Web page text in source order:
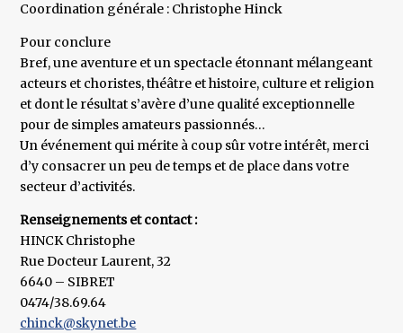
Coordination générale : Christophe Hinck
Pour conclure
Bref, une aventure et un spectacle étonnant mélangeant
acteurs et choristes, théâtre et histoire, culture et religion
et dont le résultat s’avère d’une qualité exceptionnelle
pour de simples amateurs passionnés…
Un événement qui mérite à coup sûr votre intérêt, merci
d’y consacrer un peu de temps et de place dans votre
secteur d’activités.
Renseignements et contact :
HINCK Christophe
Rue Docteur Laurent, 32
6640 – SIBRET
0474/38.69.64
chinck@skynet.be